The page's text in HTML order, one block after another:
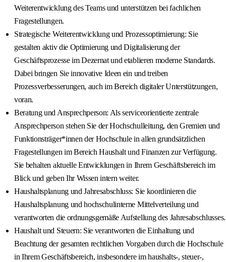
Weiterentwicklung des Teams und unterstützen bei fachlichen
Fragestellungen.
Strategische Weiterentwicklung und Prozessoptimierung: Sie
gestalten aktiv die Optimierung und Digitalisierung der
Geschäftsprozesse im Dezernat und etablieren moderne Standards.
Dabei bringen Sie innovative Ideen ein und treiben
Prozessverbesserungen, auch im Bereich digitaler Unterstützungen,
voran.
Beratung und Ansprechperson: Als serviceorientierte zentrale
Ansprechperson stehen Sie der Hochschulleitung, den Gremien und
Funktionsträger*innen der Hochschule in allen grundsätzlichen
Fragestellungen im Bereich Haushalt und Finanzen zur Verfügung.
Sie behalten aktuelle Entwicklungen in Ihrem Geschäftsbereich im
Blick und geben Ihr Wissen intern weiter.
Haushaltsplanung und Jahresabschluss: Sie koordinieren die
Haushaltsplanung und hochschulinterne Mittelverteilung und
verantworten die ordnungsgemäße Aufstellung des Jahresabschlusses.
Haushalt und Steuern: Sie verantworten die Einhaltung und
Beachtung der gesamten rechtlichen Vorgaben durch die Hochschule
in Ihrem Geschäftsbereich, insbesondere im haushalts-, steuer-,